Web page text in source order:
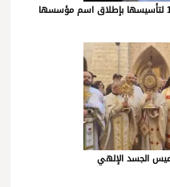
الكلّية الشرقية توّجت احتفالاتها باليوبيل 125 لتأسيسها بإطلاق اسم مؤسسها